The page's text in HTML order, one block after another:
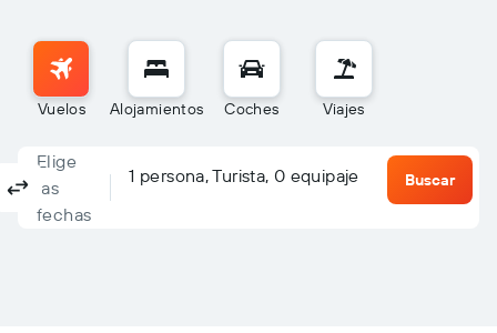
Vuelos Alojamientos Coches Viajes
Ida y vuelta Solo ida Múltiples destinos
Columbus, OH, Estados Unidos - Puerto Columbus (CMH)
Destino
Elige
las
fechas
1 persona, Turista, 0 equipaje Buscar